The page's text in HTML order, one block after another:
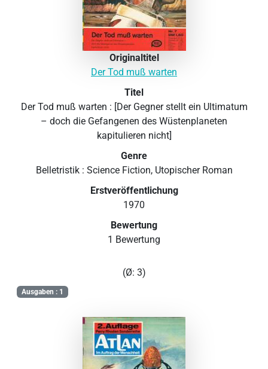
Originaltitel
Der Tod muß warten
Titel
Der Tod muß warten : [Der Gegner stellt ein Ultimatum
– doch die Gefangenen des Wüstenplaneten
kapitulieren nicht]
Genre
Belletristik : Science Fiction, Utopischer Roman
Erstveröffentlichung
1970
Bewertung
1 Bewertung
(Ø: 3)
Ausgaben : 1